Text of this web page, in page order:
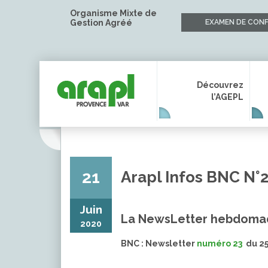
EXAMEN DE
Organisme Mixte de
Gestion Agréé
Découvrez
l’AGEPL
21
Juin
2020
Arapl Infos BNC
La NewsLetter
BNC : Newsletter numéro 23 du